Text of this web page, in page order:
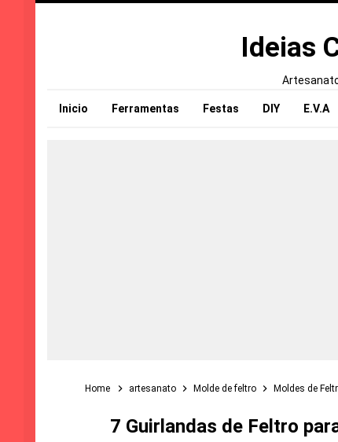
Ideias
Inicio Ferramentas Festas DIY E.V.A
Home artesanato Molde de feltro Moldes de
7 Guirlandas de Feltro